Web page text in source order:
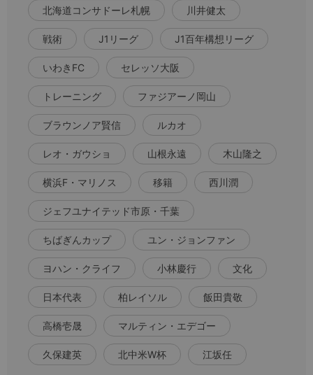
北海道コンサドーレ札幌 川井健太
戦術 J1リーグ J1百年構想リーグ
いわきFC セレッソ大阪
トレーニング ファジアーノ岡山
ブラウンノア賢信 ルカオ
レオ・ガウショ 山根永遠 木山隆之
横浜F・マリノス 移籍 西川潤
ジェフユナイテッド市原・千葉
ちばぎんカップ ユン・ジョンファン
ヨハン・クライフ 小林慶行 文化
日本代表 柏レイソル 飯田貴敬
高橋壱晟 マルティン・エデゴー
久保建英 北中米W杯 江坂任